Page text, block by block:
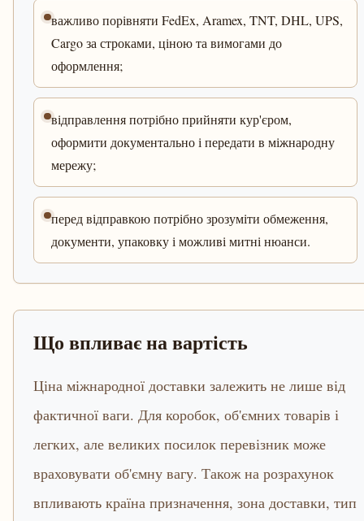
важливо порівняти FedEx, Aramex, TNT, DHL, UPS,
Cargo за строками, ціною та вимогами до
оформлення;
відправлення потрібно прийняти кур'єром,
оформити документально і передати в міжнародну
мережу;
перед відправкою потрібно зрозуміти обмеження,
документи, упаковку і можливі митні нюанси.
Що впливає на вартість
Ціна міжнародної доставки залежить не лише від
фактичної ваги. Для коробок, об'ємних товарів і
легких, але великих посилок перевізник може
враховувати об'ємну вагу. Також на розрахунок
впливають країна призначення, зона доставки, тип